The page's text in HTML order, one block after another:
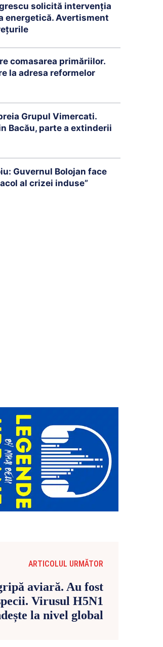
solicită intervenția
energetică. Avertisment
comasarea primăriilor.
la adresa reformelor
Grupul Vimercati.
Bacău, parte a extinderii
Guvernul Bolojan face
al crizei induse”
ARTICOLUL URMĂTOR
aviară. Au fost
Virusul H5N1
la nivel global